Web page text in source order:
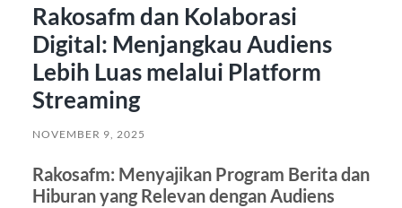
Rakosafm dan Kolaborasi
Digital: Menjangkau Audiens
Lebih Luas melalui Platform
Streaming
NOVEMBER 9, 2025
Rakosafm: Menyajikan Program Berita dan
Hiburan yang Relevan dengan Audiens